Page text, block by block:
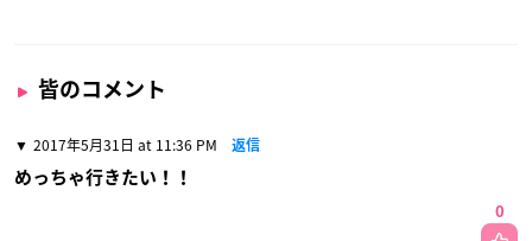
皆のコメント
2017年5月31日 at 11:36 PM 返信
めっちゃ行きたい！！
0